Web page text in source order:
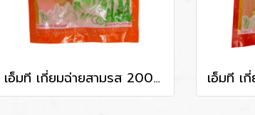
เอ็มที เกี่ยมฉ่ายสามรส 200 g